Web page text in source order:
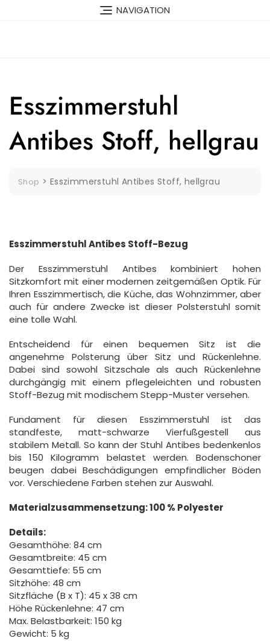
NAVIGATION
Esszimmerstuhl
Antibes Stoff, hellgrau
Shop > Esszimmerstuhl Antibes Stoff, hellgrau
Esszimmerstuhl Antibes Stoff-Bezug
Der Esszimmerstuhl Antibes kombiniert hohen
Sitzkomfort mit einer modernen zeitgemäßen Optik. Für
Ihren Esszimmertisch, die Küche, das Wohnzimmer, aber
auch für andere Zwecke ist dieser Polsterstuhl somit
eine tolle Wahl.
Entscheidend für einen bequemen Sitz ist die
angenehme Polsterung über Sitz und Rückenlehne.
Dabei sind sowohl Sitzschale als auch Rückenlehne
durchgängig mit einem pflegeleichten und robusten
Stoff-Bezug mit modischem Stepp-Muster versehen.
Fundament für diesen Esszimmerstuhl ist das
standfeste, matt-schwarze Vierfußgestell aus
stabilem Metall. So kann der Stuhl Antibes bedenkenlos
bis 150 Kilogramm belastet werden. Bodenschoner
beugen dabei Beschädigungen empfindlicher Böden
vor. Verschiedene Farben stehen zur Auswahl.
Materialzusammensetzung: 100 % Polyester
Details:
Gesamthöhe: 84 cm
Gesamtbreite: 45 cm
Gesamttiefe: 55 cm
Sitzhöhe: 48 cm
Sitzfläche (B x T): 45 x 38 cm
Höhe Rückenlehne: 47 cm
Max. Belastbarkeit: 150 kg
Gewicht: 5 kg